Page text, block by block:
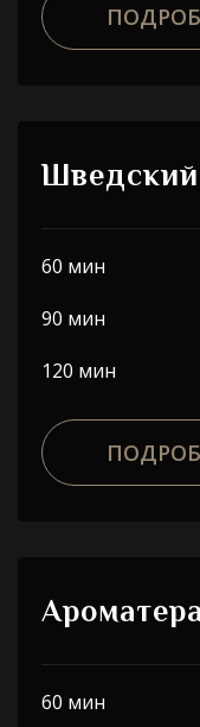
60 мин
90 мин
120 мин
60 мин